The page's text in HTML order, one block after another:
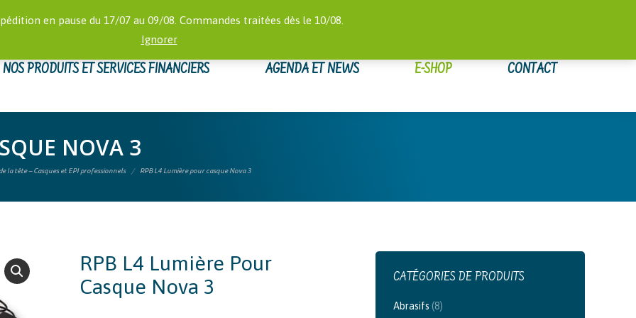
en pause du 17/07 au 09/08. Commandes traitées dès le 10/08.
Ignorer
:
NOS PRODUITS ET SERVICES FINANCIERS AGENDA ET NEWS E-SHOP CONTACT
NOVA 3
la tête – Casques et EPI professionnels RPB L4 Lumière pour casque Nova 3
RPB L4 Lumière Pour
Casque Nova 3
CATÉGORIES DE PRODUITS
Abrasifs (8)